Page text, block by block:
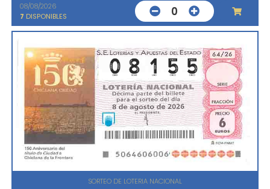
08/08/2026
7 DISPONIBLES 0
SORTEO DE LOTERIA NACIONAL